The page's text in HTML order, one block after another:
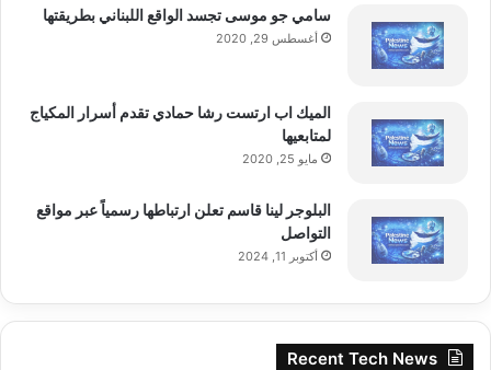
سامي جو موسى تجسد الواقع اللبناني بطريقتها
أغسطس 29, 2020
الميك اب ارتست رشا حمادي تقدم أسرار المكياج
لمتابعيها
مايو 25, 2020
البلوجر لينا قاسم تعلن ارتباطها رسمياً عبر مواقع
التواصل
أكتوبر 11, 2024
Recent Tech News